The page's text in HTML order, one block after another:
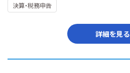
決算・税務申告
詳細を見る